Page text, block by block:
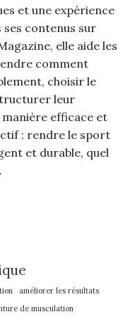
et une expérience
contenus sur
elle aide les
comment
choisir le
leur
efficace et
: rendre le sport
et durable, quel
améliorer les résultats
de musculation